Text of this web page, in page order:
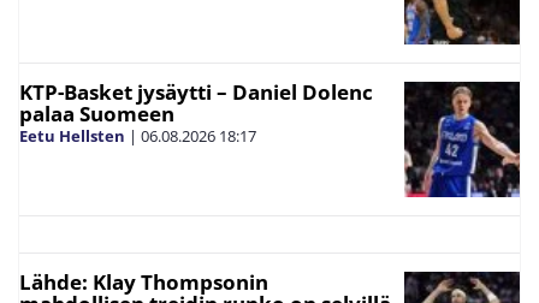
KTP-Basket jysäytti – Daniel Dolenc
palaa Suomeen
Eetu Hellsten | 06.08.2026 18:17
Lähde: Klay Thompsonin